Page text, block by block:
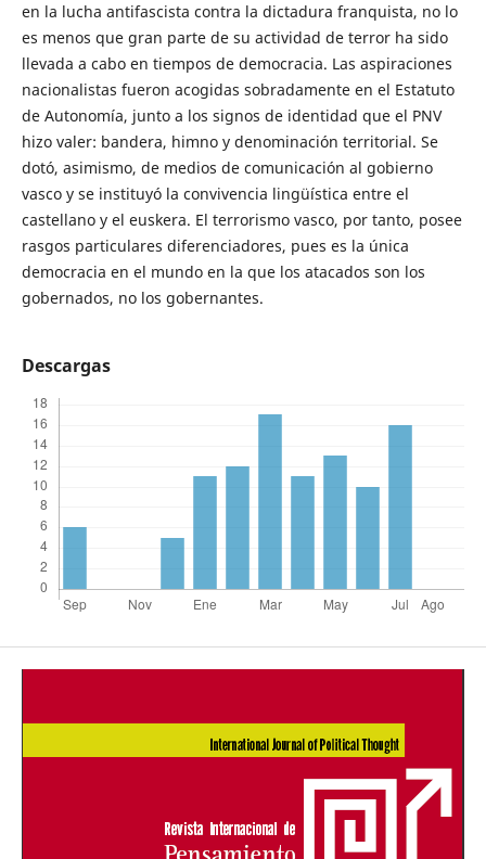
en la lucha antifascista contra la dictadura franquista, no lo
es menos que gran parte de su actividad de terror ha sido
llevada a cabo en tiempos de democracia. Las aspiraciones
nacionalistas fueron acogidas sobradamente en el Estatuto
de Autonomía, junto a los signos de identidad que el PNV
hizo valer: bandera, himno y denominación territorial. Se
dotó, asimismo, de medios de comunicación al gobierno
vasco y se instituyó la convivencia lingüística entre el
castellano y el euskera. El terrorismo vasco, por tanto, posee
rasgos particulares diferenciadores, pues es la única
democracia en el mundo en la que los atacados son los
gobernados, no los gobernantes.
Descargas